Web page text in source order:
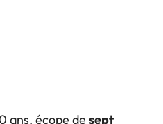
ans, écope de sept